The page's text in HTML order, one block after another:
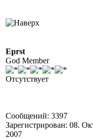
Eprst
God Member
Отсутствует
Сообщений: 3397
Зарегистрирован: 08.
2007